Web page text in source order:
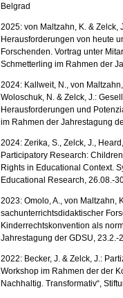
Belgrad
2025: von Maltzahn, K. & Zelck,
Herausforderungen von heute
Forschenden. Vortrag unter
Schmetterling im Rahmen der
2024: Kallweit, N., von
Woloschuk, N. & Zelck, J.:
Herausforderungen und
im Rahmen der Jahrestagung
2024: Zerika, S., Zelck, J.,
Participatory Research:
Rights in Educational Context.
Educational Research, 26.08.-
2023: Omolo, A., von Maltzahn,
sachunterrichtsdidaktischer
Kinderrechtskonvention als
Jahrestagung der GDSU, 23.2.-
2022: Becker, J. & Zelck, J.:
Workshop im Rahmen der der
Nachhaltig. Transformativ“,